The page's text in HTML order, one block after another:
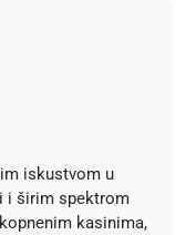
iskustvom u
i širim spektrom
kasinima,